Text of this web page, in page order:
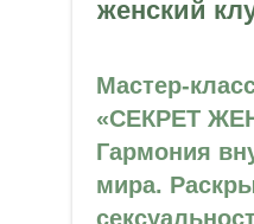
женский
Мастер-
«СЕКРЕТ
Гармония
мира.